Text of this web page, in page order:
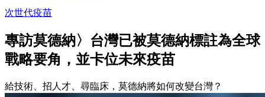
次世代疫苗
專訪莫德納〉台灣已被莫德納標註為全球
戰略要角，並卡位未來疫苗
給技術、招人才、尋臨床，莫德納將如何改變台灣？